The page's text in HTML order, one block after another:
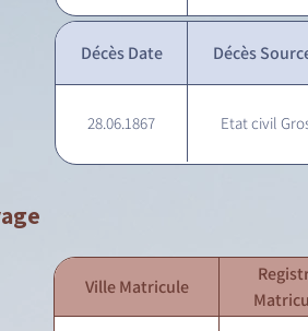
Décès Date Décès
28.06.1867 Etat civil
Ville Matricule